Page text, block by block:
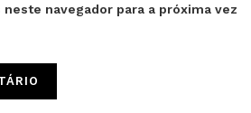
navegador para a próxima vez